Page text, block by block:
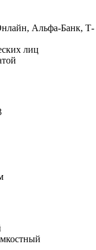
Альфа-Банк, Т-
лиц